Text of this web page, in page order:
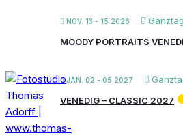
NOV. 13 - 15 2026
MOODY PORTRAITS
JAN. 02 - 05 2027
VENEDIG – CLASSIC 2027